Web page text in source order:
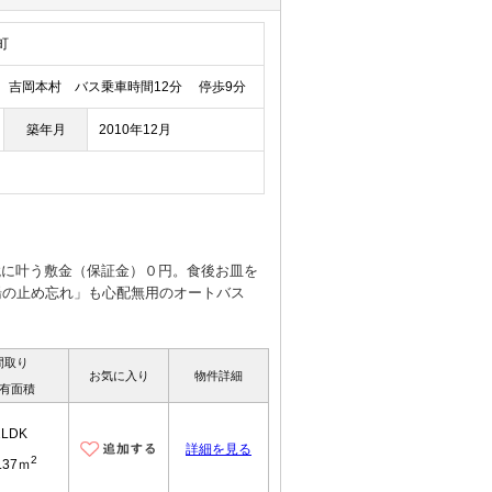
岡本村 バス乗車時間12分 停歩9分
築年月 2010年12月
叶う敷金（保証金）０円。食後お皿を
止め忘れ」も心配無用のオートバス
取り
面積
お気に入り 物件詳細
ｍ2
詳細を見る